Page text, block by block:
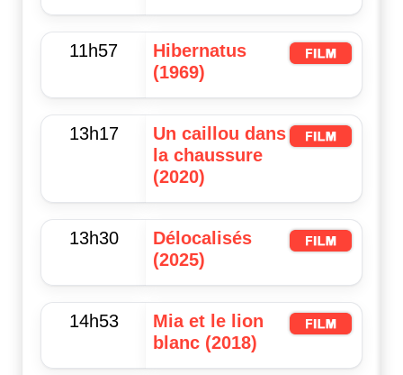
11h57
Hibernatus
(1969)
13h17
Un caillou dans
la chaussure
(2020)
13h30
Délocalisés
(2025)
14h53
Mia et le lion
blanc (2018)